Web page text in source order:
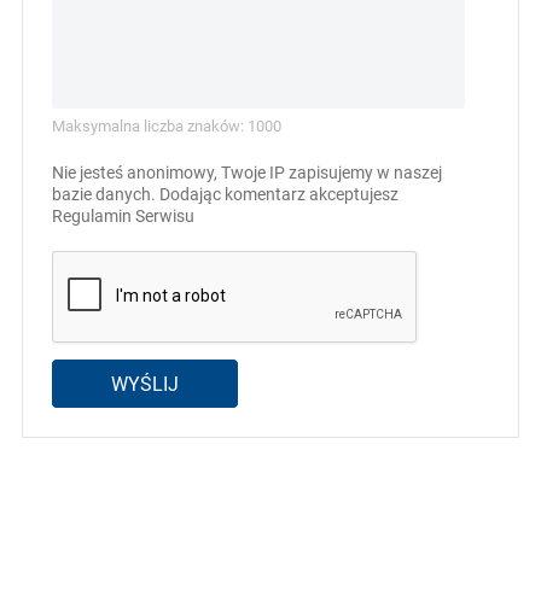
Maksymalna liczba znaków: 1000
Nie jesteś anonimowy, Twoje IP zapisujemy w naszej
bazie danych. Dodając komentarz akceptujesz
Regulamin Serwisu
WYŚLIJ